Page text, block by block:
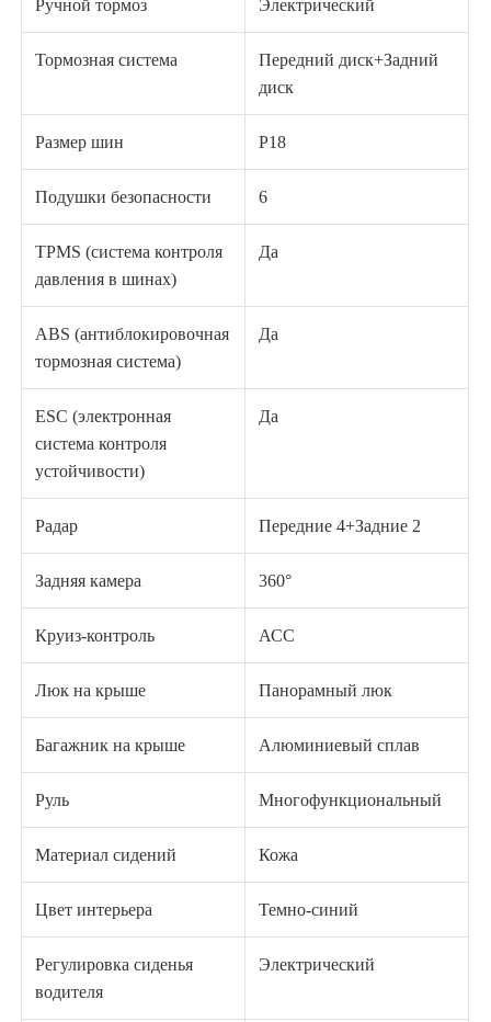
Ручной тормоз Электрический
Тормозная система
Передний диск+Задний
диск
Размер шин Р18
Подушки безопасности 6
TPMS (система контроля
давления в шинах)
Да
ABS (антиблокировочная
тормозная система)
Да
ESC (электронная
система контроля
устойчивости)
Да
Радар Передние 4+Задние 2
Задняя камера 360°
Круиз-контроль АСС
Люк на крыше Панорамный люк
Багажник на крыше Алюминиевый сплав
Руль Многофункциональный
Материал сидений Кожа
Цвет интерьера Темно-синий
Регулировка сиденья
водителя
Электрический